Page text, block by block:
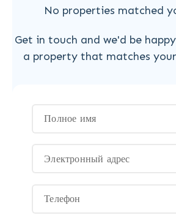
No properties matched
Get in touch and we'd be
a property that matches